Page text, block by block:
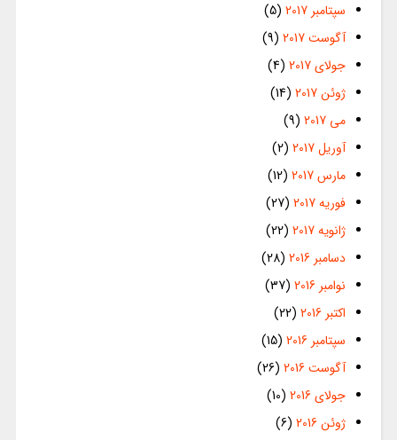
سپتامبر 2017
(5)
آگوست 2017
(9)
جولای 2017
(4)
ژوئن 2017
(14)
می 2017
(9)
آوریل 2017
(2)
مارس 2017
(12)
فوریه 2017
(27)
ژانویه 2017
(22)
دسامبر 2016
(28)
نوامبر 2016
(37)
اکتبر 2016
(22)
سپتامبر 2016
(15)
آگوست 2016
(26)
جولای 2016
(10)
ژوئن 2016
(6)